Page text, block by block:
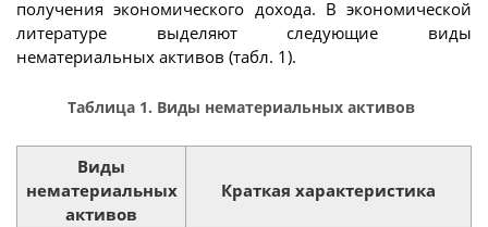
получения экономического дохода. В экономической
литературе выделяют следующие виды
нематериальных активов (табл. 1).
Таблица 1. Виды нематериальных активов
Виды
нематериальных
активов
Краткая характеристика